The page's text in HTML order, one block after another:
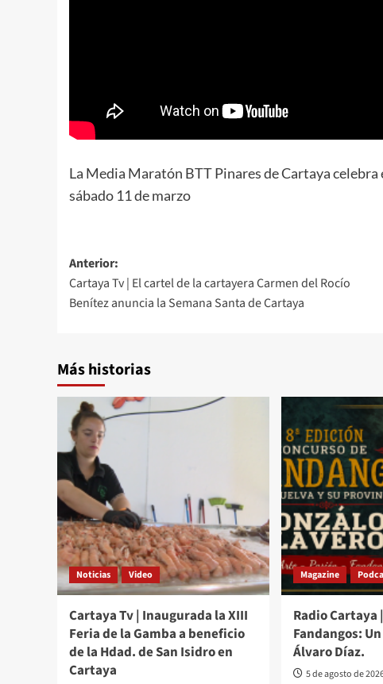
La Media Maratón BTT Pinares de Cartaya
sábado 11 de marzo
Anterior:
Cartaya Tv | El cartel de la cartayera Carmen del Rocío
Benítez anuncia la Semana Santa de Cartaya
Más historias
Noticias Video
Cartaya Tv | Inaugurada la XIII
Feria de la Gamba a beneficio
de la Hdad. de San Isidro en
Cartaya
Magazine
Radio Cartaya
Fandangos:
Álvaro Díaz.
5 de agosto de